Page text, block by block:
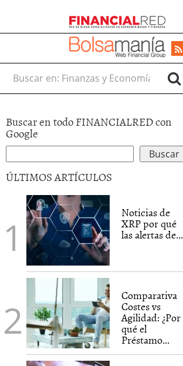
Buscar en:
Buscar en todo FINANCIALRED con
Google
ÚLTIMOS ARTÍCULOS
Noticias de
XRP por qué
las alertas de...
Comparativa
Costes vs
Agilidad: ¿Por
qué el
Préstamo...